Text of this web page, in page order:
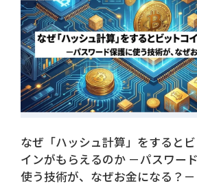
Copyright© WingArc1st Inc. All Rights Reserved.
なぜ「ハッシュ計算」をすると
インがもらえるのか －パスワー
使う技術が、なぜお金になる？－